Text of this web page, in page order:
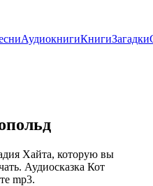
АудиокнигиКнигиЗагадки
Хайта, которую вы
Аудиосказка Кот
mp3.